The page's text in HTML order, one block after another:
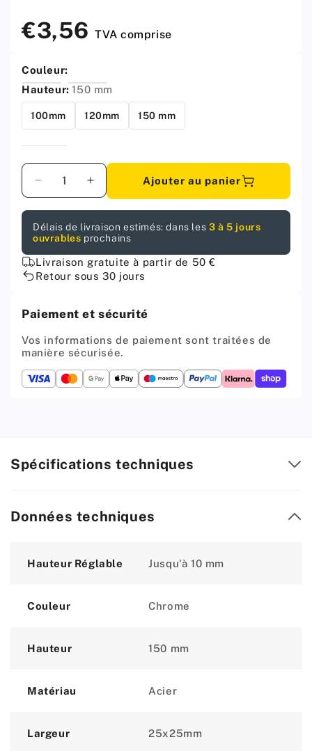
Prix
standard
€3,56 TVA comprise
Couleur:
Hauteur: 150 mm
100mm 120mm 150 mm
Quantité
Diminuer
la
pour
Pied
de
meuble
25x25mm
150mm
Augmenter
la
pour
Pied
de
meuble
25x25mm
150mm
Ajouter au panier
Délais de livraison estimés: dans les 3 à 5 jours
ouvrables prochains
Livraison gratuite à partir de 50 €
Retour sous 30 jours
Paiement et sécurité
Vos informations de paiement sont traitées de
manière sécurisée.
Spécifications techniques
Données techniques
Hauteur Réglable
Jusqu'à 10 mm
Couleur Chrome
Hauteur 150 mm
Matériau Acier
Largeur 25x25mm